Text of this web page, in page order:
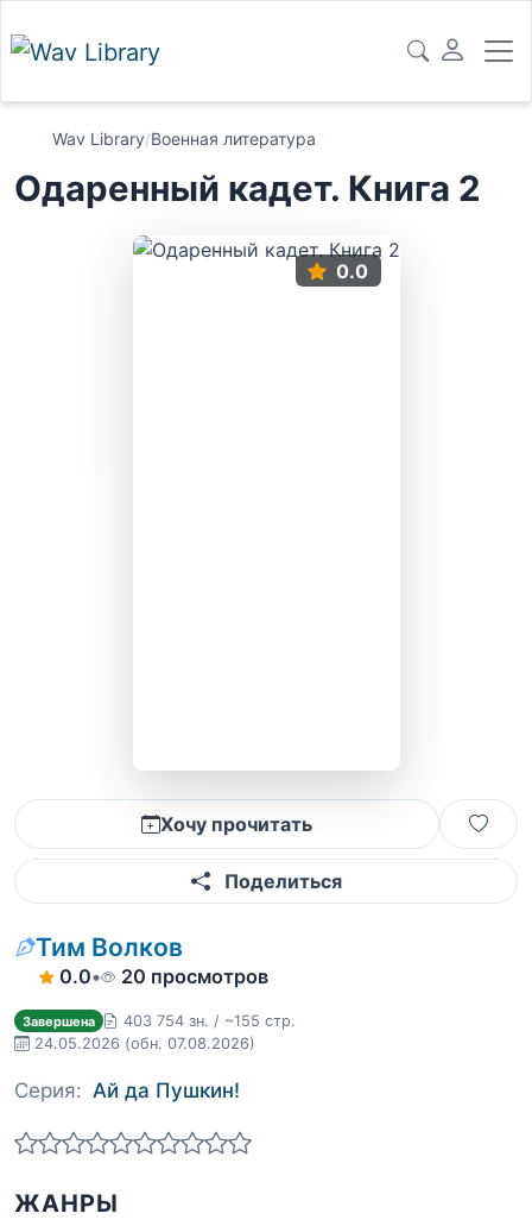
Wav Library/Военная литература
Одаренный кадет. Книга 2
0.0
Хочу прочитать
Поделиться
Тим Волков
0.0• 20 просмотров
Завершена
403 754 зн. / ~155 стр.
24.05.2026 (обн. 07.08.2026)
Серия: Ай да Пушкин!
ЖАНРЫ